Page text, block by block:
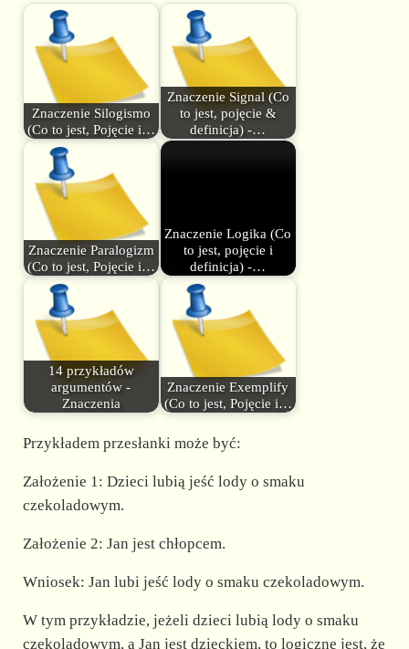
Znaczenie Silogismo
(Co to jest, Pojęcie i…
Znaczenie Signal (Co
to jest, pojęcie &
definicja) -…
Znaczenie Paralogizm
(Co to jest, Pojęcie i…
Znaczenie Logika (Co
to jest, pojęcie i
definicja) -…
14 przykładów
argumentów -
Znaczenia
Znaczenie Exemplify
(Co to jest, Pojęcie i…
Przykładem przesłanki może być:
Założenie 1: Dzieci lubią jeść lody o smaku
czekoladowym.
Założenie 2: Jan jest chłopcem.
Wniosek: Jan lubi jeść lody o smaku czekoladowym.
W tym przykładzie, jeżeli dzieci lubią lody o smaku
czekoladowym, a Jan jest dzieckiem, to logiczne jest, że